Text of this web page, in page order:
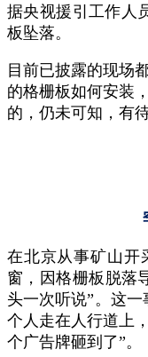
据央视援引工作人
板坠落。
目前已披露的现场
的格栅板如何安装
的，仍未可知，有
在北京从事矿山开
窗，因格栅板脱落
头一次听说”。这
个人走在人行道上
个广告牌砸到了”。